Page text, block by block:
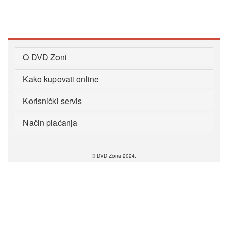
O DVD Zoni
Kako kupovati online
Korisnički servis
Način plaćanja
© DVD Zona 2024.